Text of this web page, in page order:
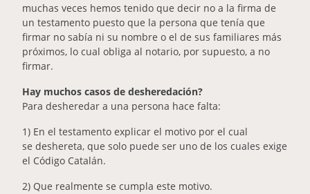
muchas veces hemos tenido que decir no a la firma de
un testamento puesto que la persona que tenía que
firmar no sabía ni su nombre o el de sus familiares más
próximos, lo cual obliga al notario, por supuesto, a no
firmar.
Hay muchos casos de desheredación?
Para desheredar a una persona hace falta:
1) En el testamento explicar el motivo por el cual
se deshereta, que solo puede ser uno de los cuales exige
el Código Catalán.
2) Que realmente se cumpla este motivo.